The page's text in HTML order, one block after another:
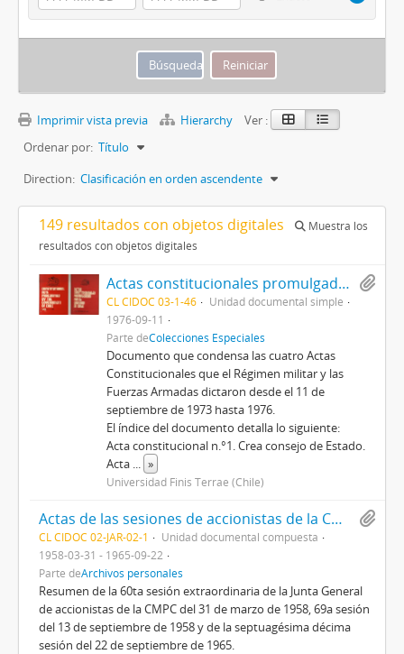
Imprimir vista previa Hierarchy
Ver :
Ordenar por: Título
Direction: Clasificación en orden ascendente
149 resultados con objetos digitales
Muestra los
resultados con objetos digitales
Actas constitucionales promulgadas por el Gobierno de Chile
CL CIDOC 03-1-46
Unidad documental simple
1976-09-11
Parte deColecciones Especiales
Documento que condensa las cuatro Actas
Constitucionales que el Régimen militar y las
Fuerzas Armadas dictaron desde el 11 de
septiembre de 1973 hasta 1976.
El índice del documento detalla lo siguiente:
Acta constitucional n.°1. Crea consejo de Estado.
Acta ... »
Universidad Finis Terrae (Chile)
Actas de las sesiones de accionistas de la CMPC
CL CIDOC 02-JAR-02-1
Unidad documental compuesta
1958-03-31 - 1965-09-22
Parte deArchivos personales
Resumen de la 60ta sesión extraordinaria de la Junta General
de accionistas de la CMPC del 31 de marzo de 1958, 69a sesión
del 13 de septiembre de 1958 y de la septuagésima décima
sesión del 22 de septiembre de 1965.